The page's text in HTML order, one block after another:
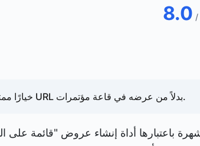
8.0 /
يعد Gamma خيارًا ممتازًا إذا كان عرضك التقديمي سيتم نشره على رابط URL بدلاً من عرضه في قاعة مؤتمرات.